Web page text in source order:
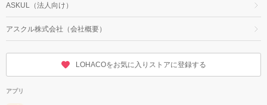
ASKUL（法人向け）
アスクル株式会社（会社概要）
LOHACOをお気に入りストアに登録する
アプリ